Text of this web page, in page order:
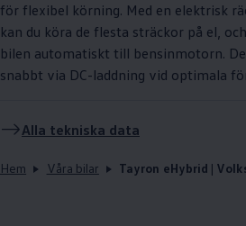
för flexibel körning. Med en elektrisk
kan du köra de flesta sträckor på el,
bilen automatiskt till bensinmotorn.
snabbt via DC-laddning vid optimala
Alla tekniska data
Hem Våra bilar Tayron eHybrid |